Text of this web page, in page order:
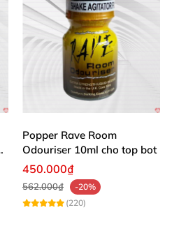
Popper Rave Room
Odouriser 10ml cho top bot
450.000₫
562.000₫
-20%
(220)